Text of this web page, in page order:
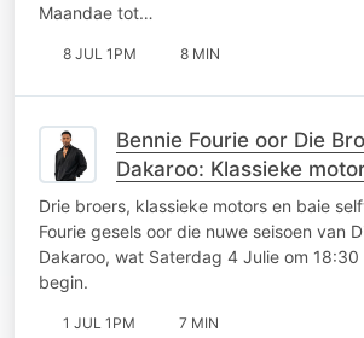
Maandae tot…
8 JUL 1PM 8 MIN
Bennie Fourie oor Die
Dakaroo: Klassieke
kaskenades en broerlike
Drie broers, klassieke motors en baie
Fourie gesels oor die nuwe seisoen van
Dakaroo, wat Saterdag 4 Julie om
begin.
1 JUL 1PM 7 MIN